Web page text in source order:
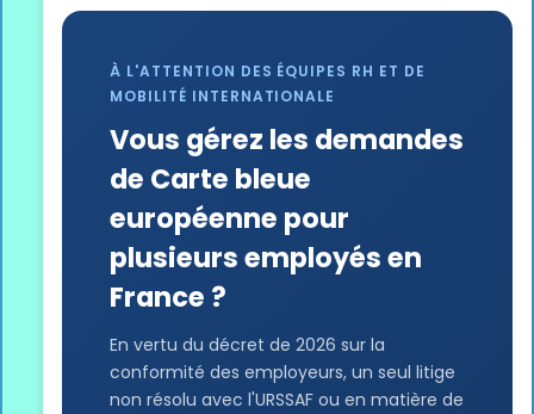
À L'ATTENTION DES ÉQUIPES RH ET DE
MOBILITÉ INTERNATIONALE
Vous gérez les demandes
de Carte bleue
européenne pour
plusieurs employés en
France ?
En vertu du décret de 2026 sur la
conformité des employeurs, un seul litige
non résolu avec l'URSSAF ou en matière de